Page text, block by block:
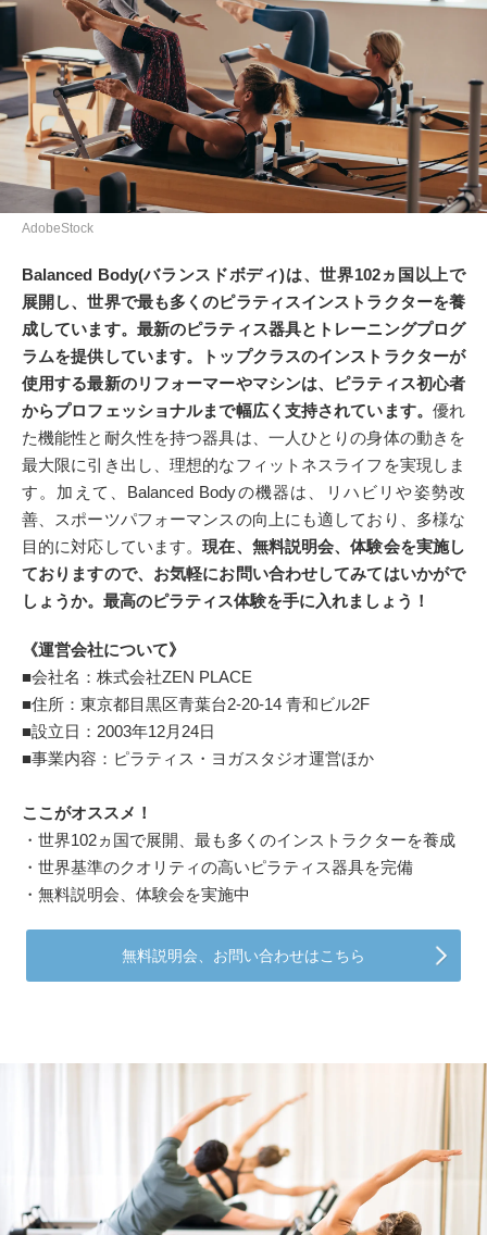
AdobeStock
Balanced Body(バランスドボディ)は、世界102ヵ国以上で
展開し、世界で最も多くのピラティスインストラクターを養
成しています。最新のピラティス器具とトレーニングプログ
ラムを提供しています。トップクラスのインストラクターが
使用する最新のリフォーマーやマシンは、ピラティス初心者
からプロフェッショナルまで幅広く支持されています。 優れ
た機能性と耐久性を持つ器具は、一人ひとりの身体の動きを
最大限に引き出し、理想的なフィットネスライフを実現しま
す。加えて、Balanced Bodyの機器は、リハビリや姿勢改
善、スポーツパフォーマンスの向上にも適しており、多様な
目的に対応しています。現在、無料説明会、体験会を実施し
ておりますので、お気軽にお問い合わせしてみてはいかがで
しょうか。最高のピラティス体験を手に入れましょう！
《運営会社について》
■会社名：株式会社ZEN PLACE
■住所：東京都目黒区青葉台2-20-14 青和ビル2F
■設立日：2003年12月24日
■事業内容：ピラティス・ヨガスタジオ運営ほか
ここがオススメ！
・世界102ヵ国で展開、最も多くのインストラクターを養成
・世界基準のクオリティの高いピラティス器具を完備
・無料説明会、体験会を実施中
無料説明会、お問い合わせはこちら